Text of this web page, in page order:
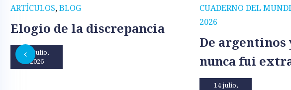
ARTÍCULOS, BLOG
Elogio de la discrepancia
31 julio,
2026
CUADERNO DEL
2026
De argentinos
nunca fui
14 julio,